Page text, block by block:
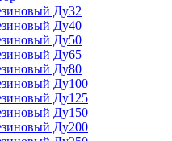
Ду32
Ду40
Ду50
Ду65
Ду80
Ду100
Ду125
Ду150
Ду200